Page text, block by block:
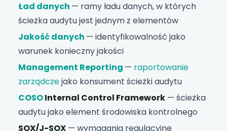
Ład danych — ramy ładu danych, w których
ścieżka audytu jest jednym z elementów
Jakość danych — identyfikowalność jako
warunek konieczny jakości
Management Reporting — raportowanie
zarządczejako konsument ścieżki audytu
COSOInternal Control Framework — ścieżka
audytu jako element środowiska kontrolnego
SOX/J-SOX — wymagania regulacyjne